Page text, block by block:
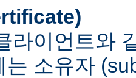
라이언트와
는 소유자